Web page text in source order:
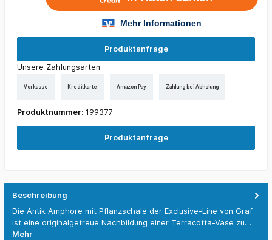
Produktanfrage
Unsere Zahlungsarten:
Vorkasse Kreditkarte Amazon Pay Zahlung bei Abholung
Produktnummer: 199377
Produktanfrage
Beschreibung
Die Antik Amphore mit Pflanzschale der Exclusive-Line von Graf
ist eine originalgetreue Nachbildung einer Terracotta-Vase zu…
Mehr